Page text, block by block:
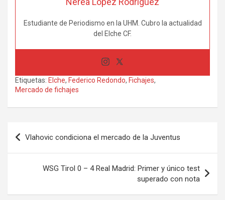
Estudiante de Periodismo en la UHM. Cubro la actualidad
del Elche CF.
Etiquetas: Elche, Federico Redondo, Fichajes,
Mercado de fichajes
Navegación
de
entradas
Vlahovic condiciona el mercado de la Juventus
WSG Tirol 0 – 4 Real Madrid: Primer y único test
superado con nota